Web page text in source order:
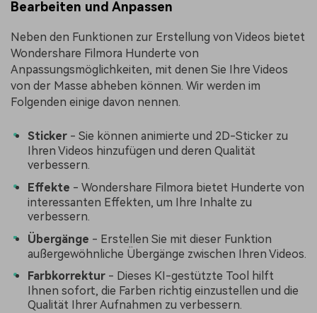
Bearbeiten und Anpassen
Neben den Funktionen zur Erstellung von Videos bietet
Wondershare Filmora Hunderte von
Anpassungsmöglichkeiten, mit denen Sie Ihre Videos
von der Masse abheben können. Wir werden im
Folgenden einige davon nennen.
Sticker - Sie können animierte und 2D-Sticker zu
Ihren Videos hinzufügen und deren Qualität
verbessern.
Effekte - Wondershare Filmora bietet Hunderte von
interessanten Effekten, um Ihre Inhalte zu
verbessern.
Übergänge - Erstellen Sie mit dieser Funktion
außergewöhnliche Übergänge zwischen Ihren Videos.
Farbkorrektur - Dieses KI-gestützte Tool hilft
Ihnen sofort, die Farben richtig einzustellen und die
Qualität Ihrer Aufnahmen zu verbessern.